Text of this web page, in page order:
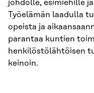
johdolle, esimiehille
Työelämän laadulla
opeista ja
parantaa kuntien
henkilöstölähtöisen
keinoin.